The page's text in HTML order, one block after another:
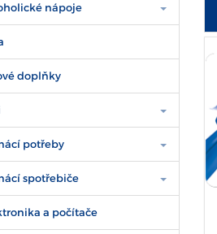
nápoje
doplňky
potřeby
spotřebiče
a počítače